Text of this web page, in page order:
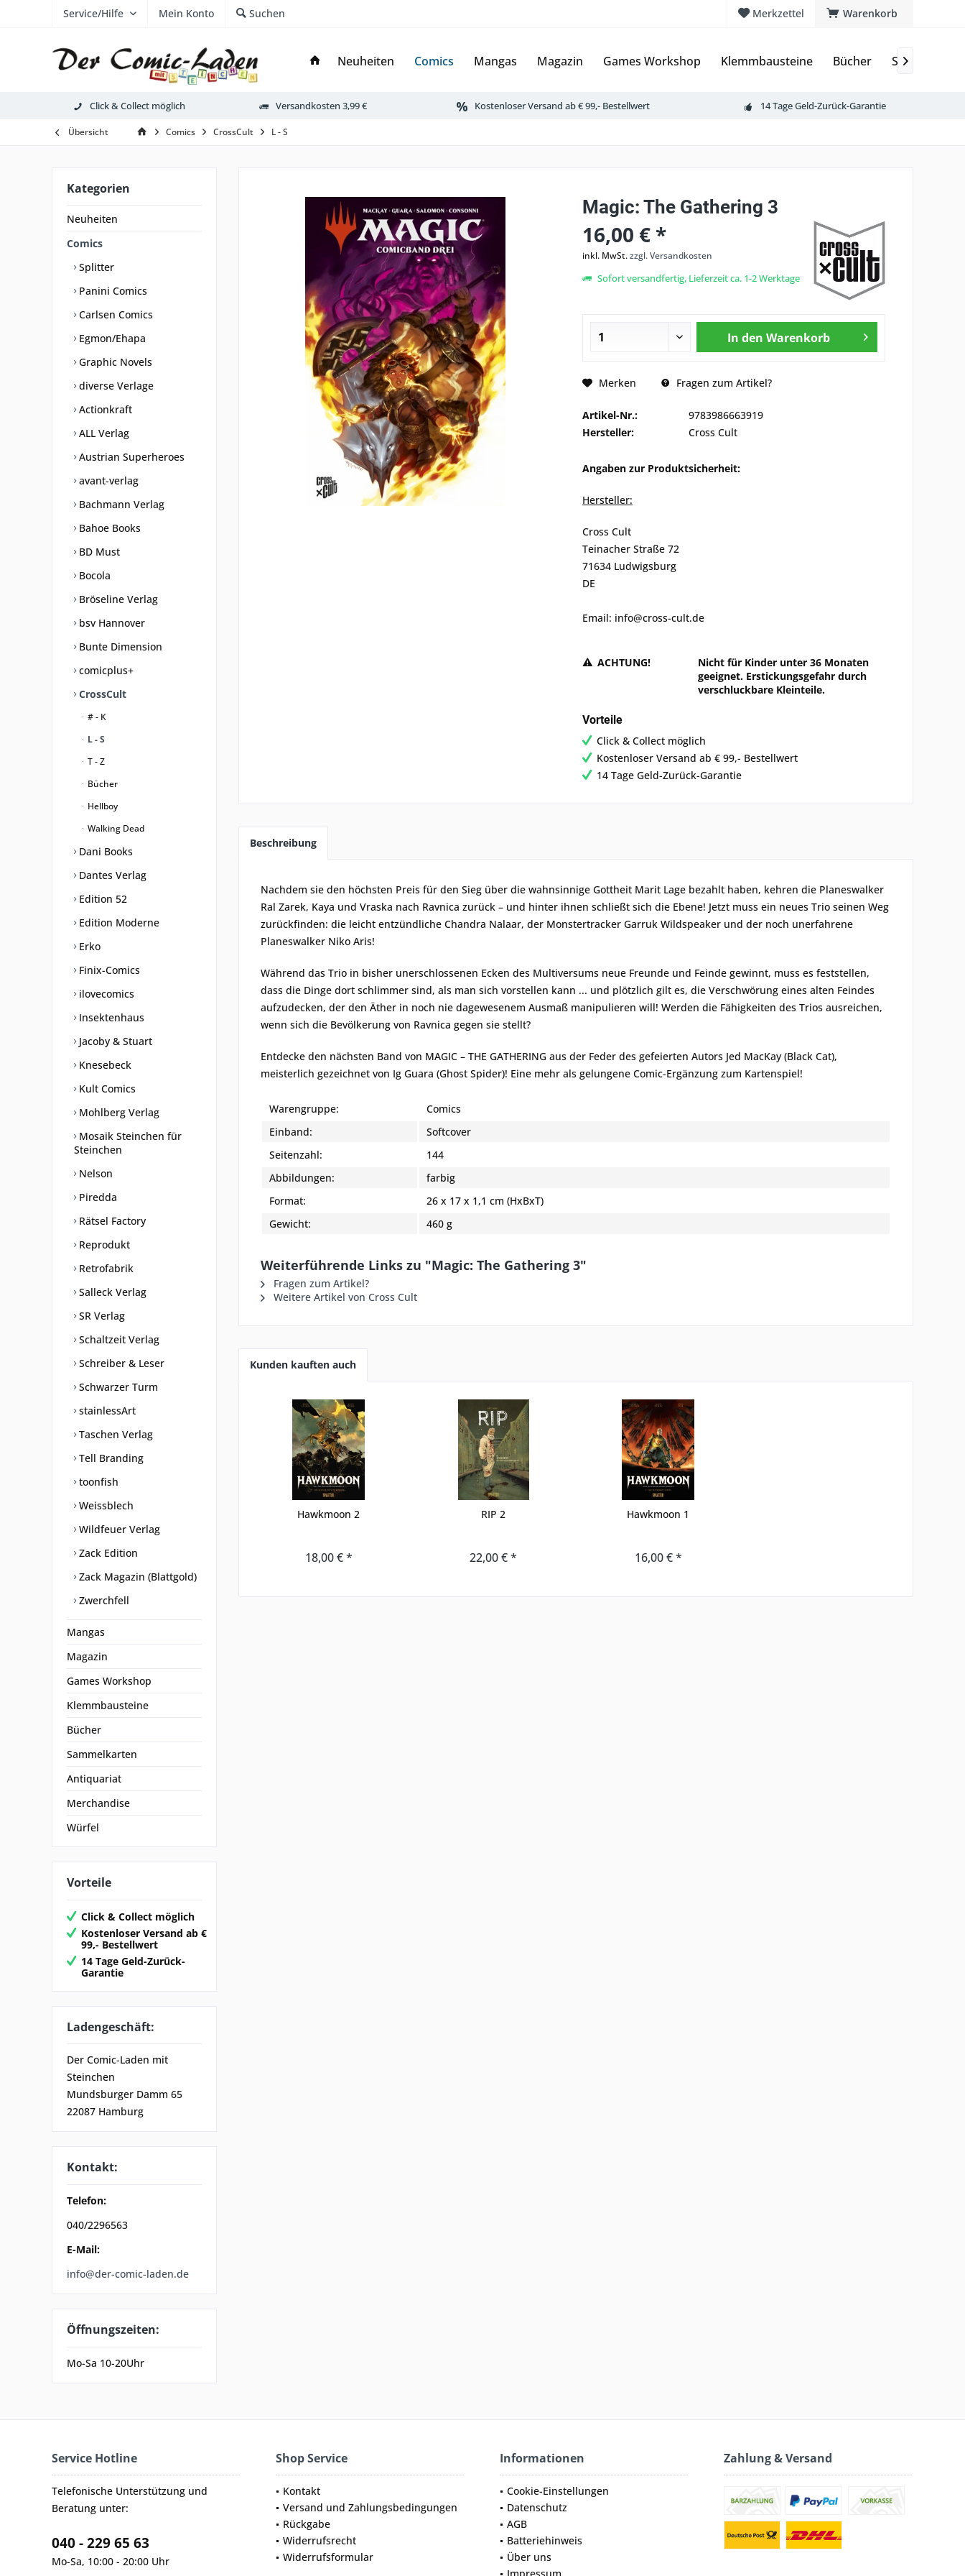
Warenkorb
Merkzettel
Service/Hilfe Mein Konto Suchen
Neuheiten Comics Mangas Magazin Games Workshop Klemmbausteine Bücher 
Click & Collect möglich Versandkosten 3,99 € Kostenloser Versand ab € 99,- Bestellwert 14 Tage Geld-Zurück-Garantie
Übersicht Comics CrossCult L - S
Kategorien
Neuheiten
Comics
Splitter
Panini Comics
Carlsen Comics
Egmon/Ehapa
Graphic Novels
diverse Verlage
Actionkraft
ALL Verlag
Austrian Superheroes
avant-verlag
Bachmann Verlag
Bahoe Books
BD Must
Bocola
Bröseline Verlag
bsv Hannover
Bunte Dimension
comicplus+
CrossCult
# - K
L - S
T - Z
Bücher
Hellboy
Walking Dead
Dani Books
Dantes Verlag
Edition 52
Edition Moderne
Erko
Finix-Comics
ilovecomics
Insektenhaus
Jacoby & Stuart
Knesebeck
Kult Comics
Mohlberg Verlag
Mosaik Steinchen für
Steinchen
Nelson
Piredda
Rätsel Factory
Reprodukt
Retrofabrik
Salleck Verlag
SR Verlag
Schaltzeit Verlag
Schreiber & Leser
Schwarzer Turm
stainlessArt
Taschen Verlag
Tell Branding
toonfish
Weissblech
Wildfeuer Verlag
Zack Edition
Zack Magazin (Blattgold)
Zwerchfell
Mangas
Magazin
Games Workshop
Klemmbausteine
Bücher
Sammelkarten
Antiquariat
Merchandise
Würfel
Vorteile
Click & Collect möglich
Kostenloser Versand ab €
99,- Bestellwert
14 Tage Geld-Zurück-
Garantie
Ladengeschäft:
Der Comic-Laden mit
Steinchen
Mundsburger Damm 65
22087 Hamburg
Kontakt:
Telefon:
040/2296563
E-Mail:
info@der-comic-laden.de
Öffnungszeiten:
Mo-Sa 10-20Uhr
Magic: The Gathering 3
16,00 € *
inkl. MwSt.zzgl. Versandkosten
Sofort versandfertig, Lieferzeit ca. 1-2 Werktage
In den Warenkorb
Merken Fragen zum Artikel?
Artikel-Nr.:
9783986663919
Hersteller:
Cross Cult
Angaben zur Produktsicherheit:
Hersteller:
Cross Cult
Teinacher Straße 72
71634 Ludwigsburg
DE
Email: info@cross-cult.de
ACHTUNG!
Nicht für Kinder unter 36 Monaten
geeignet. Erstickungsgefahr durch
verschluckbare Kleinteile.
Vorteile
Click & Collect möglich
Kostenloser Versand ab € 99,- Bestellwert
14 Tage Geld-Zurück-Garantie
Beschreibung
Nachdem sie den höchsten Preis für den Sieg über die wahnsinnige Gottheit Marit Lage bezahlt haben, kehren die Planeswalker
Ral Zarek, Kaya und Vraska nach Ravnica zurück – und hinter ihnen schließt sich die Ebene! Jetzt muss ein neues Trio seinen Weg
zurückfinden: die leicht entzündliche Chandra Nalaar, der Monstertracker Garruk Wildspeaker und der noch unerfahrene
Planeswalker Niko Aris!
Während das Trio in bisher unerschlossenen Ecken des Multiversums neue Freunde und Feinde gewinnt, muss es feststellen,
dass die Dinge dort schlimmer sind, als man sich vorstellen kann ... und plötzlich gilt es, die Verschwörung eines alten Feindes
aufzudecken, der den Äther in noch nie dagewesenem Ausmaß manipulieren will! Werden die Fähigkeiten des Trios ausreichen,
wenn sich die Bevölkerung von Ravnica gegen sie stellt?
Entdecke den nächsten Band von MAGIC – THE GATHERING aus der Feder des gefeierten Autors Jed MacKay (Black Cat),
meisterlich gezeichnet von Ig Guara (Ghost Spider)! Eine mehr als gelungene Comic-Ergänzung zum Kartenspiel!
Warengruppe:
Comics
Einband:
Softcover
Seitenzahl:
144
Abbildungen:
farbig
Format:
26 x 17 x 1,1 cm (HxBxT)
Gewicht:
460 g
Weiterführende Links zu "Magic: The Gathering 3"
Fragen zum Artikel?
Weitere Artikel von Cross Cult
Kunden kauften auch
Hawkmoon 2
18,00 € *
RIP 2
22,00 € *
Hawkmoon 1
16,00 € *
Service Hotline
Telefonische Unterstützung und
Beratung unter:
040 - 229 65 63
Mo-Sa, 10:00 - 20:00 Uhr
Shop Service
Kontakt
Versand und Zahlungsbedingungen
Rückgabe
Widerrufsrecht
Widerrufsformular
Informationen
Cookie-Einstellungen
Datenschutz
AGB
Batteriehinweis
Über uns
Impressum
Zahlung & Versand